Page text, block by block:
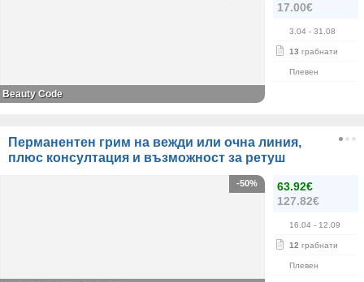
17.00€
3.04 - 31.08
13 грабнати
Плевен
Вeauty Code
Перманентен грим на вежди или очна линия,
плюс консултация и възможност за ретуш
63.92€
127.82€
16.04 - 12.09
12 грабнати
Плевен
-50%